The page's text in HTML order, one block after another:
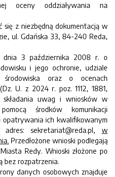
oceny oddziaływania na
się z niezbędną dokumentacją w
ul. Gdańska 33, 84-240 Reda,
3 października 2008 r. o
i jego ochronie, udziale
środowiska oraz o ocenach
U. z 2024 r. poz. 1112, 1881,
uwag i wniosków w
środków komunikacji
opatrywania ich kwalifikowanym
sekretariat@reda.pl, w
Przedłożone wnioski podlegają
Redy. Wnioski złożone po
bez rozpatrzenia.
danych osobowych znajduje